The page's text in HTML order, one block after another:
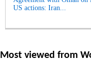
US actions: Iran...
Most viewed from